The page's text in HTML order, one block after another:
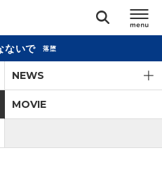
じる
ないで 落堕
NEWS
MOVIE